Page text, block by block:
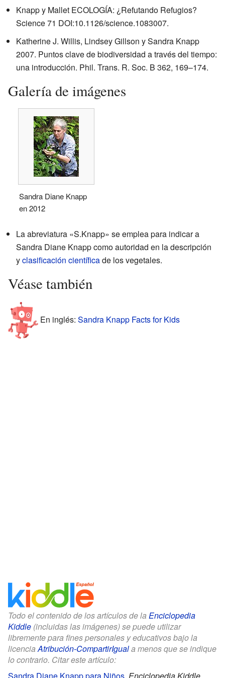
Knapp y Mallet ECOLOGÍA: ¿Refutando Refugios?
Science 71 DOI:10.1126/science.1083007.
Katherine J. Willis, Lindsey Gillson y Sandra Knapp
2007. Puntos clave de biodiversidad a través del tiempo:
una introducción. Phil. Trans. R. Soc. B 362, 169–174.
Galería de imágenes
Sandra Diane Knapp
en 2012
La abreviatura «S.Knapp» se emplea para indicar a
Sandra Diane Knapp como autoridad en la descripción
yclasificación científicade los vegetales.
Véase también
En inglés: Sandra Knapp Facts for Kids
Todo el contenido de los artículos de la Enciclopedia
Kiddle (incluidas las imágenes) se puede utilizar
libremente para fines personales y educativos bajo la
licenciaAtribución-CompartirIguala menos que se indique
lo contrario. Citar este artículo: